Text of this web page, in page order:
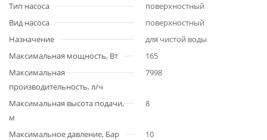
Тип насоса
поверхностный
Вид насоса
поверхностный
Назначение
для чистой воды
Максимальная мощность, Вт
165
Максимальная
производительность, л/ч
7998
Максимальная высота подачи,
м
8
Максимальное давление, Бар
10